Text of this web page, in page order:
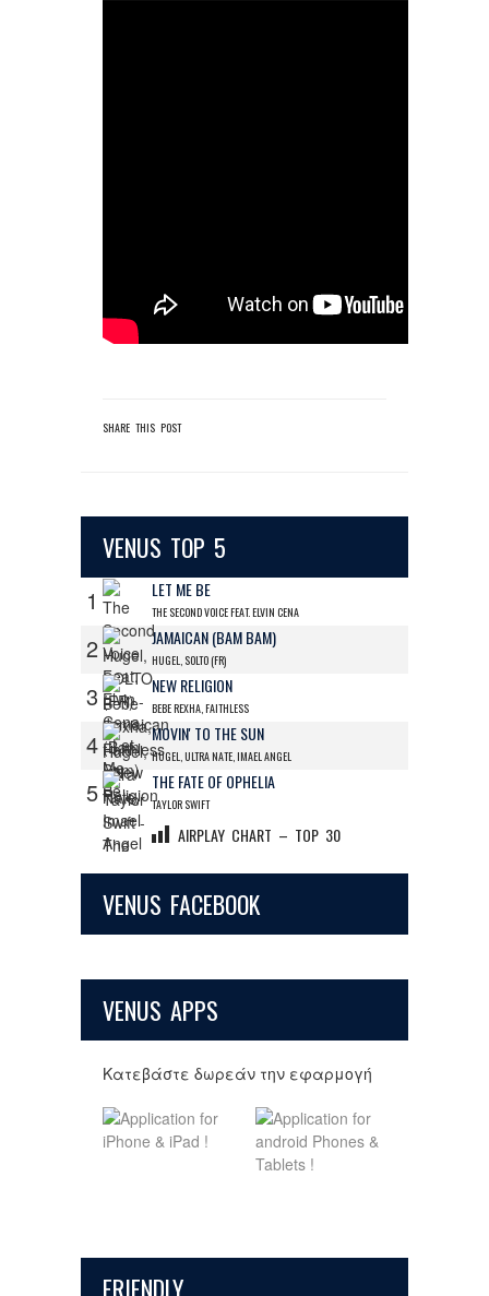
SHARE THIS POST
VENUS TOP 5
1 LET ME BE
THE SECOND VOICE FEAT. ELVIN CENA
2 JAMAICAN (BAM BAM)
HUGEL, SOLTO (FR)
3 NEW RELIGION
BEBE REXHA, FAITHLESS
4 MOVIN' TO THE SUN
HUGEL, ULTRA NATE, IMAEL ANGEL
5 THE FATE OF OPHELIA
TAYLOR SWIFT
AIRPLAY CHART – TOP 30
VENUS FACEBOOK
VENUS APPS
Κατεβάστε δωρεάν την εφαρμογή
FRIENDLY